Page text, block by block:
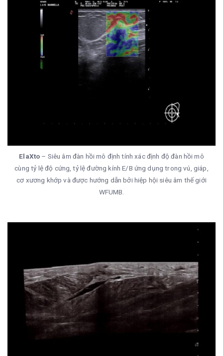
ElaXto – Siêu âm đàn hồi mô định tính xác định độ đàn hồi mô
cùng tỷ lệ độ cứng, tỷ lệ đường kính E/B ứng dụng trong vú, giáp,
cơ xương khớp và được hướng dẫn bởi hiệp hội siêu âm thế giới
WFUMB.